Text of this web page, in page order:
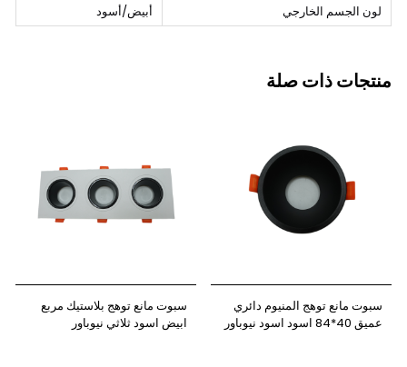
لون الجسم الخارجي
أبيض/أسود
منتجات ذات صلة
سبوت مانع توهج المنيوم دائري
عميق 40*84 اسود اسود نيوباور
سبوت مانع توهج بلاستيك مربع
ابيض اسود ثلاثي نيوباور